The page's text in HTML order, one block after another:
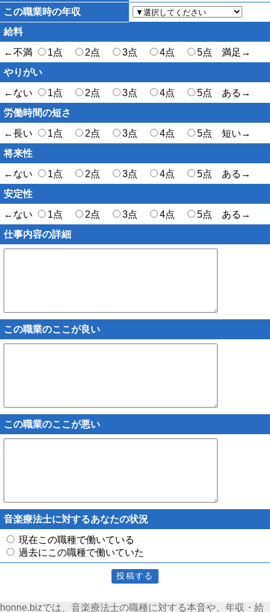
この職業時の年収
給料
←不満
1点 2点 3点 4点
5点 満足→
やりがい
←ない
1点 2点 3点 4点
5点 ある→
労働時間の短さ
←長い
1点 2点 3点 4点
5点 短い→
将来性
←ない
1点 2点 3点 4点
5点 ある→
安定性
←ない
1点 2点 3点 4点
5点 ある→
仕事内容の詳細
この職業のここが良い
この職業のここが悪い
音楽療法士に対するあなたの状況
現在この職種で働いている
過去にこの職種で働いていた
honne.bizでは、音楽療法士の職種に対する本音や、年収・給